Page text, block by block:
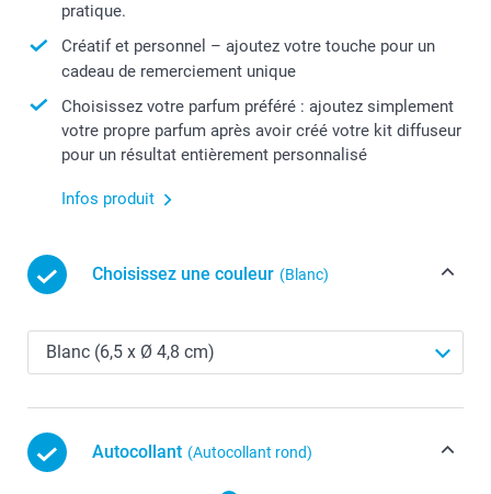
pratique.
Créatif et personnel – ajoutez votre touche pour un
cadeau de remerciement unique
Choisissez votre parfum préféré : ajoutez simplement
votre propre parfum après avoir créé votre kit diffuseur
pour un résultat entièrement personnalisé
Infos produit
Choisissez une couleur (Blanc)
Autocollant (Autocollant rond)